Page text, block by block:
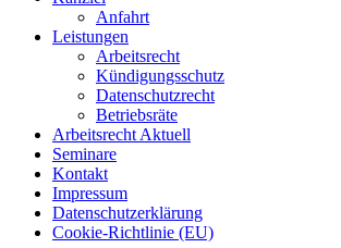
Anfahrt
Leistungen
Arbeitsrecht
Kündigungsschutz
Datenschutzrecht
Betriebsräte
Arbeitsrecht Aktuell
Seminare
Kontakt
Impressum
Datenschutzerklärung
Cookie-Richtlinie (EU)